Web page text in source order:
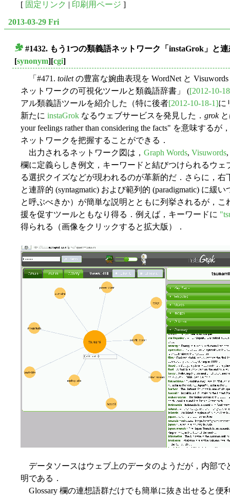
[ 固定リンク | 印刷用ページ ]
2013-03-29 Fri
#1432. もう1つの類義語ネットワーク「instaGrok」と
[synonym][cgi]
「#471. toiletの豊富な婉曲表現を WordNet と
ネットワークの可視化ツールと類義語辞書」 ([2012-10-
アル類義語ツールを紹介した（特に後者[2012-10-18-1]に
新たに instaGrok なるウェブサービスを発見した． grokと
your feelings rather than considering the facts" を意味するが，
ネットワークを把握することができる．
出力されるネットワーク図は， Graph Words, Visuwords,
欄に定義らしき例文，キーワードと結びつけられるウ
る選択クイズなどが現われるのが革新的だ．さらに，右
と連辞的 (syntagmatic) および範列的 (paradigmatic) に緩
と呼ぶべきか）が簡単な説明とともに列挙されるが，
援を促すツールともなり得る．例えば，キーワードに
得られる（画像をクリックすると拡大版）．
データソースはウェブ上のデータのようだが，内部で
明である．
Glossary 欄の連想語群だけでも簡単に抜き出せると便